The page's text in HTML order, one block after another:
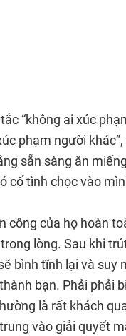
“không ai xúc
phạm người
sẵn sàng ăn
cố tình chọc vào
công của họ hoàn
lòng. Sau khi
bình tĩnh lại và suy
bạn. Phải phải
là rất khách
vào giải quyết